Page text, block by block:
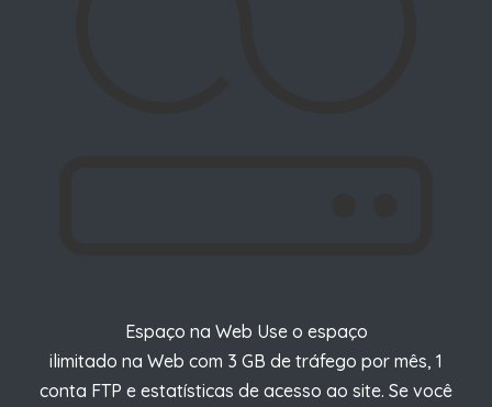
Espaço na Web Use o espaço
ilimitado na Web com 3 GB de tráfego por mês, 1
conta FTP e estatísticas de acesso ao site. Se você